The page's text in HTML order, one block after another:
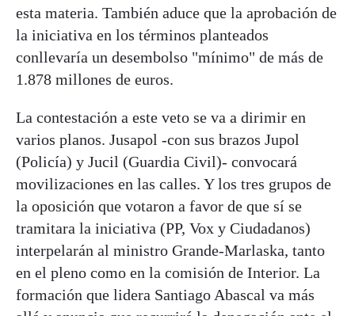
esta materia. También aduce que la aprobación de
la iniciativa en los términos planteados
conllevaría un desembolso "mínimo" de más de
1.878 millones de euros.
La contestación a este veto se va a dirimir en
varios planos. Jusapol -con sus brazos Jupol
(Policía) y Jucil (Guardia Civil)- convocará
movilizaciones en las calles. Y los tres grupos de
la oposición que votaron a favor de que sí se
tramitara la iniciativa (PP, Vox y Ciudadanos)
interpelarán al ministro Grande-Marlaska, tanto
en el pleno como en la comisión de Interior. La
formación que lidera Santiago Abascal va más